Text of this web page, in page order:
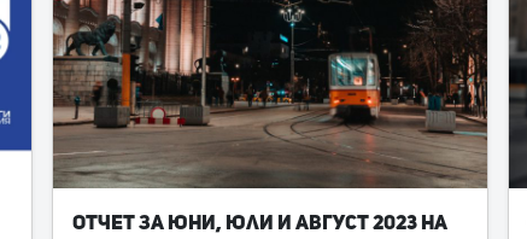
Отчет за юни, юли и август 2023 на